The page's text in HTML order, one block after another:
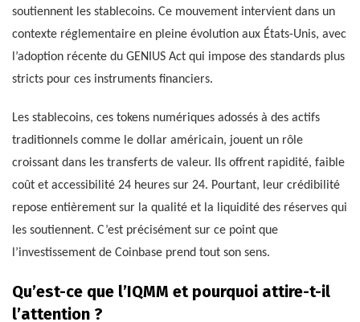
soutiennent les stablecoins. Ce mouvement intervient dans un
contexte réglementaire en pleine évolution aux États-Unis, avec
l’adoption récente du GENIUS Act qui impose des standards plus
stricts pour ces instruments financiers.
Les stablecoins, ces tokens numériques adossés à des actifs
traditionnels comme le dollar américain, jouent un rôle
croissant dans les transferts de valeur. Ils offrent rapidité, faible
coût et accessibilité 24 heures sur 24. Pourtant, leur crédibilité
repose entièrement sur la qualité et la liquidité des réserves qui
les soutiennent. C’est précisément sur ce point que
l’investissement de Coinbase prend tout son sens.
Qu’est-ce que l’IQMM et pourquoi attire-t-il
l’attention ?